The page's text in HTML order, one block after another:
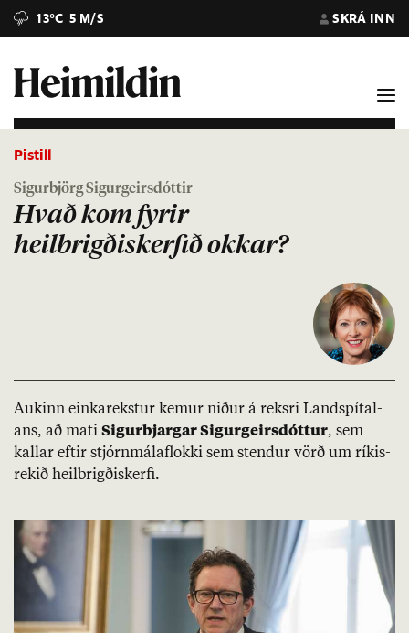
13°C 5 M/S SKRÁ INN
Pistill
Sigurbjörg Sigurgeirsdóttir
Hvað kom fyrir
heilbrigðiskerfið okkar?
Auk­inn einka­rekst­ur kem­ur nið­ur á reksri Land­spít­al­
ans, að mati Sig­ur­bjarg­ar Sig­ur­geirs­dótt­ur, sem
kall­ar eft­ir stjórn­mála­flokki sem stend­ur vörð um rík­is­
rek­ið heil­brigðis­kerfi.